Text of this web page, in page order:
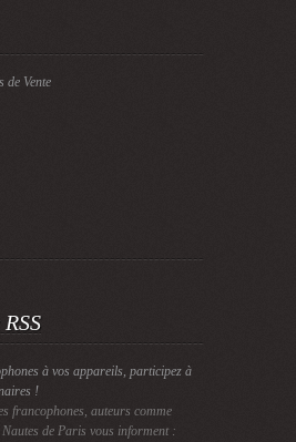
de Vente
à vos appareils, participez à
!
francophones, auteurs comme
de Paris vous informent :